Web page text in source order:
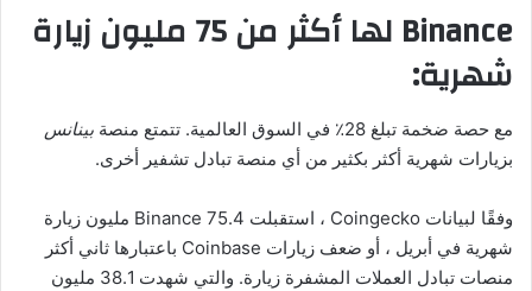
Binance لها أكثر من 75 مليون زيارة
شهرية:
مع حصة ضخمة تبلغ 28٪ في السوق العالمية. تتمتع منصة
بينانس
بزيارات شهرية أكثر بكثير من أي منصة تبادل تشفير أخرى.
وفقًا لبيانات Coingecko ، استقبلت Binance 75.4 مليون زيارة
شهرية في أبريل ، أو ضعف زيارات Coinbase باعتبارها ثاني أكثر
منصات تبادل العملات المشفرة زيارة. والتي شهدت 38.1 مليون